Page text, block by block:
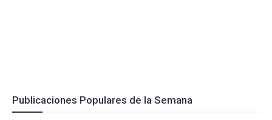
Publicaciones Populares de la Semana